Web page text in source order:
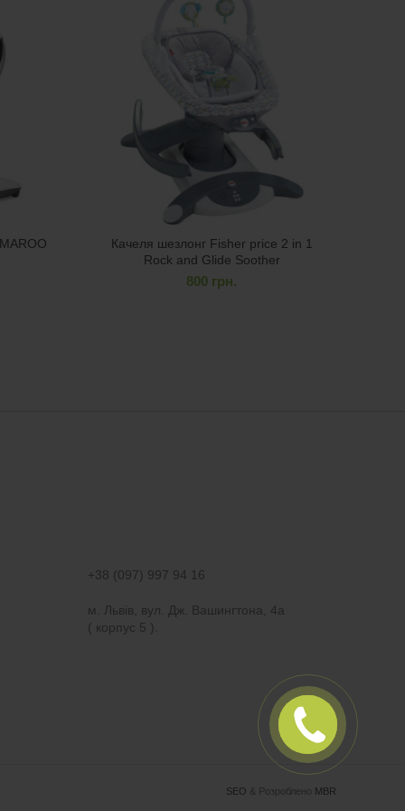
Качеля шезлонг Fisher price 2 in 1
Rock and Glide Soother
800 грн.
+38 (097) 997 94 16
м. Львів, вул. Дж. Вашингтона, 4а
( корпус 5 ).
SEO & Розроблено MBR
ПЕРЕДЗВОНІТЬ
МЕНІ